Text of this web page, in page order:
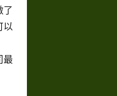
了
以
最